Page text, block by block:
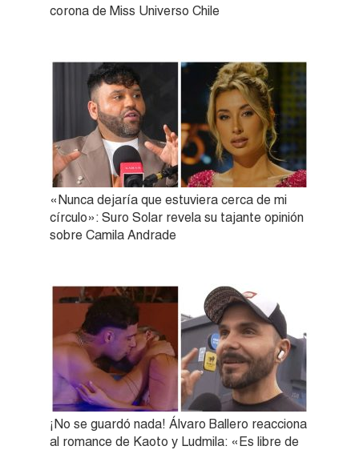
corona de Miss Universo Chile
«Nunca dejaría que estuviera cerca de mi
círculo»: Suro Solar revela su tajante opinión
sobre Camila Andrade
¡No se guardó nada! Álvaro Ballero reacciona
al romance de Kaoto y Ludmila: «Es libre de